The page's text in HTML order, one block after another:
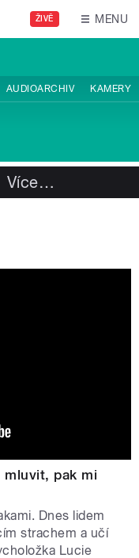
ŽIVĚ MENU
AUDIOARCHIV KAMERY
Více…
mluvit, pak mi
Dnes lidem
strachem a učí
Lucie